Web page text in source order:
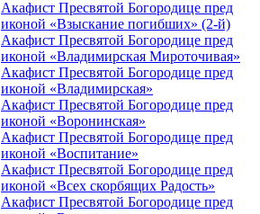
Акафист Пресвятой Богородице пред
иконой «Взыскание погибших» (2-й)
Акафист Пресвятой Богородице пред
иконой «Владимирская Мироточивая»
Акафист Пресвятой Богородице пред
иконой «Владимирская»
Акафист Пресвятой Богородице пред
иконой «Воронинская»
Акафист Пресвятой Богородице пред
иконой «Воспитание»
Акафист Пресвятой Богородице пред
иконой «Всех скорбящих Радость»
Акафист Пресвятой Богородице пред